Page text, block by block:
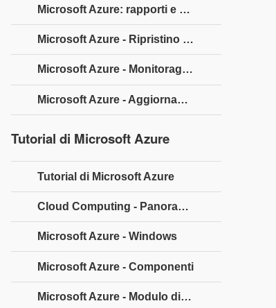
Microsoft Azure: rapporti e avvisi sulla sicurezza
Microsoft Azure - Ripristino orchestrato
Microsoft Azure - Monitoraggio dello stato di salute
Microsoft Azure - Aggiornamenti
Tutorial di Microsoft Azure
Tutorial di Microsoft Azure
Cloud Computing - Panoramica
Microsoft Azure - Windows
Microsoft Azure - Componenti
Microsoft Azure - Modulo di calcolo